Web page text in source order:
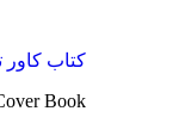
کتاب کاور
Book